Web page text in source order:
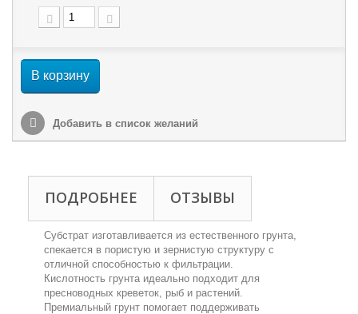
В корзину
Добавить в список желаний
ПОДРОБНЕЕ ОТЗЫВЫ
Субстрат изготавливается из естественного грунта,
спекается в пористую и зернистую структуру с
отличной способностью к фильтрации.
Кислотность грунта идеально подходит для
пресноводных креветок, рыб и растений.
Премиальный грунт помогает поддерживать